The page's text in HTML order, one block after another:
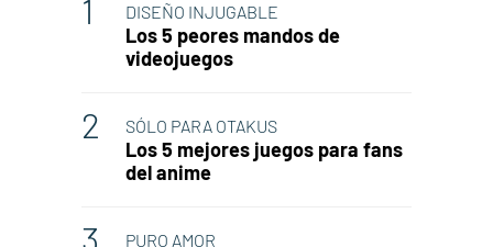
DISEÑO INJUGABLE
Los 5 peores mandos de
videojuegos
SÓLO PARA OTAKUS
Los 5 mejores juegos para fans
del anime
PURO AMOR